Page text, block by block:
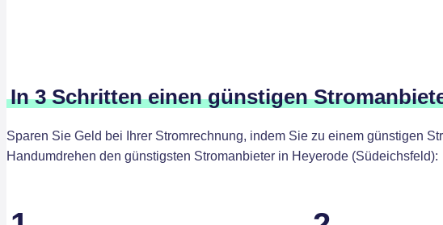
In 3 Schritten einen günstigen
Sparen Sie Geld bei Ihrer Stromrechnung, indem Sie zu einem günstigen
Handumdrehen den günstigsten Stromanbieter in Heyerode (Südeichsfeld):